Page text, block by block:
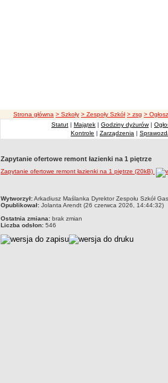
ścieżka nawigacji
Strona główna > Szkoły > Zespoły Szkół > zsg >
Statut | Majątek | Godziny dyżurów|
Kontrole | Zarządzenia |
Zapytanie ofertowe remont łazienki na 1 piętrze
Zapytanie ofertowe remont łazienki na 1 piętrze (20kB)
metryczka
Wytworzył:Arkadiusz Maślanka Dyrektor Zespołu Szkół
Opublikował: Jolanta Arendt (26 czerwca 2026, 14:44:32)
Ostatnia zmiana: brak zmian
Liczba odsłon: 546